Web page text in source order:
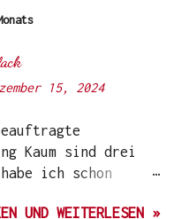
15, 2024
Kaum sind drei
ich schon
6 Monate, wo ich
UND WEITERLESEN »